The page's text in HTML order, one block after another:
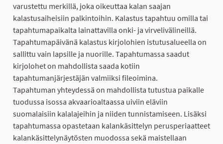
varustettu merkillä, joka oikeuttaa kalan saajan
kalastusaiheisiin palkintoihin. Kalastus tapahtuu omilla tai
tapahtumapaikalta lainattavilla onki- ja virvelivälineillä.
Tapahtumapäivänä kalastus kirjolohien istutusalueella on
sallittu vain lapsille ja nuorille. Tapahtumassa saadut
kirjolohet on mahdollista saada kotiin
tapahtumanjärjestäjän valmiiksi fileoimina.
Tapahtuman yhteydessä on mahdollista tutustua paikalle
tuodussa isossa akvaarioaltaassa uiviin eläviin
suomalaisiin kalalajeihin ja niiden tunnistamiseen. Lisäksi
tapahtumassa opastetaan kalankäsittelyn perusperiaatteet
kalankäsittelynäytösten muodossa sekä maistellaan